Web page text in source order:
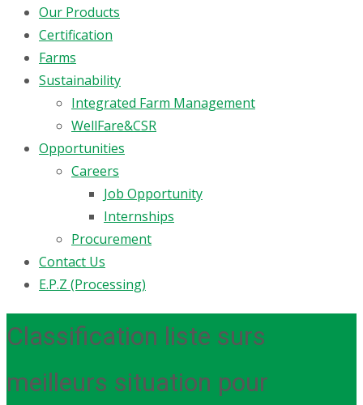
Our Products
Certification
Farms
Sustainability
Integrated Farm Management
WellFare&CSR
Opportunities
Careers
Job Opportunity
Internships
Procurement
Contact Us
E.P.Z (Processing)
Classification liste surs
meilleurs situation pour